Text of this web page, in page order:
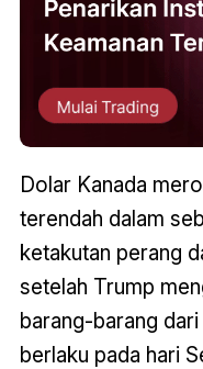
Dolar Kanada
terendah dalam
ketakutan perang
setelah Trump
barang-barang
berlaku pada hari